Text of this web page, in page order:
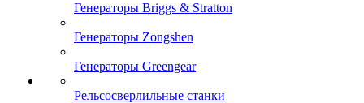
Генераторы Briggs & Stratton
Генераторы Zongshen
Генераторы Greengear
Рельсосверлильные станки